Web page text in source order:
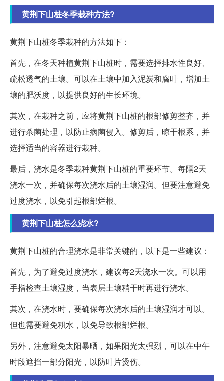
黄荆下山桩冬季栽种方法?
黄荆下山桩冬季栽种的方法如下：
首先，在冬天种植黄荆下山桩时，需要选择排水性良好、
疏松透气的土壤。可以在土壤中加入泥炭和腐叶，增加土
壤的肥沃度，以提供良好的生长环境。
其次，在栽种之前，应将黄荆下山桩的根部修剪整齐，并
进行杀菌处理，以防止病菌侵入。修剪后，晾干根系，并
选择适当的容器进行栽种。
最后，浇水是冬季栽种黄荆下山桩的重要环节。每隔2天
浇水一次，并确保每次浇水后的土壤湿润。但要注意避免
过度浇水，以免引起根部烂根。
黄荆下山桩怎么浇水?
黄荆下山桩的合理浇水是非常关键的，以下是一些建议：
首先，为了避免过度浇水，建议每2天浇水一次。可以用
手指检查土壤湿度，当表层土壤稍干时再进行浇水。
其次，在浇水时，要确保每次浇水后的土壤湿润才可以。
但也需要避免积水，以免导致根部烂根。
另外，注意避免太阳暴晒，如果阳光太强烈，可以在中午
时段遮挡一部分阳光，以防叶片烫伤。